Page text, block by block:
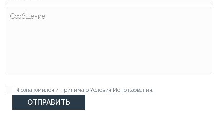
Я ознакомился и принимаю Условия Использования.